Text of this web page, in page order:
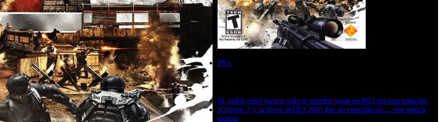
PS3
Sí, todos estos juegos solo se pueden jugar en PS3 sin otra solución
Killzone 2 y la demo del E3 2005 fue un espectáculo… que nunca
existió